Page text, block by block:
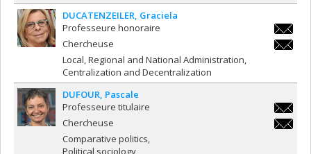
DUCATENZEILER Graciela
Professeure honoraire
Chercheuse
Local, Regional and National Administration
Centralization and Decentralization
DUFOUR Pascale
Professeure titulaire
Chercheuse
Comparative politics
Political sociology